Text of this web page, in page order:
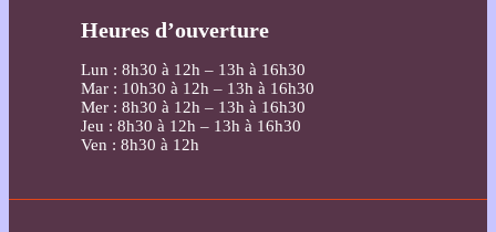
Heures d’ouverture
Lun : 8h30 à 12h – 13h à 16h30
Mar : 10h30 à 12h – 13h à 16h30
Mer : 8h30 à 12h – 13h à 16h30
Jeu : 8h30 à 12h – 13h à 16h30
Ven : 8h30 à 12h